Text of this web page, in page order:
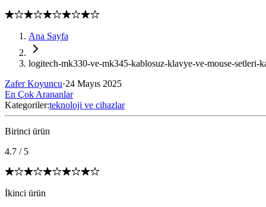
Ana Sayfa
logitech-mk330-ve-mk345-kablosuz-klavye-ve-mouse-setleri-
Zafer Koyuncu·24 Mayıs 2025
En Çok Arananlar
Kategoriler:teknoloji ve cihazlar
Birinci ürün
4.7 / 5
İkinci ürün